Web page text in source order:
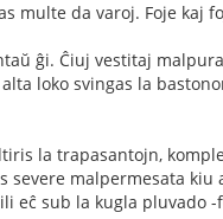
multe da varoj. Foje
ĝi. Ĉiuj vestitaj
loko svingas la
la trapasantojn,
malpermesata
sub la kugla pluvado